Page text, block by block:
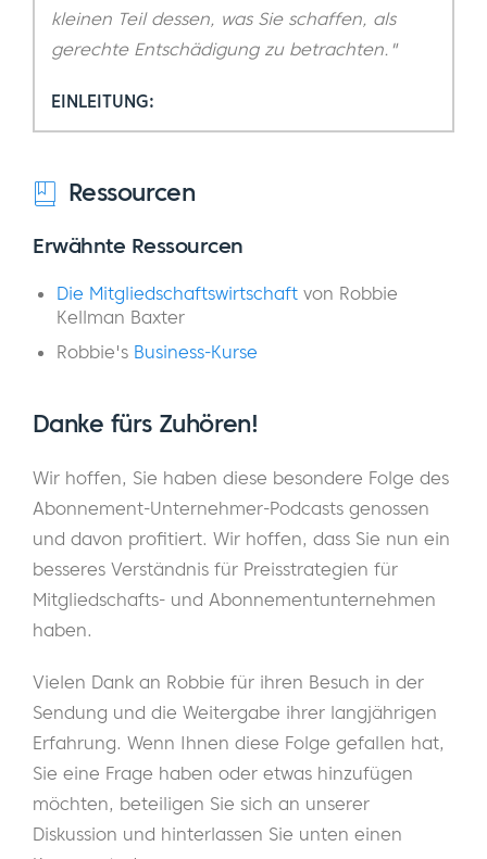
kleinen Teil dessen, was Sie schaffen, als
gerechte Entschädigung zu betrachten."
EINLEITUNG:
besonderen Gast in der heutigen Folge des
Abo-Unternehmer-Podcasts.
die Bestseller-Autorin des Buches The
Membership Economy, eine weltbekannte
Keynote-Speakerin und Beraterin für einige
abonnementbasierten Unternehmen. Robbie
Strategies im Jahr 2001 und war als Beraterin
für einige Unternehmen tätig, von denen Sie
vielleicht schon gehört haben: Netflix,
SurveyMonkey und eBay, um nur einige zu
nennen.
um ein Thema zu besprechen, das für den
Erfolg aller Mitgliedschafts- und
Abonnementunternehmen entscheidend ist:
Die Preisgestaltung. Wir beginnen mit der
30.000-Fuß-Perspektive der Preisgestaltung
für Mitgliedschaftsseiten und gehen dann
Ressourcen
Erwähnte Ressourcen
Die Mitgliedschaftswirtschaft von Robbie
Kellman Baxter
Robbie's Business-Kurse
Danke fürs Zuhören!
Wir hoffen, Sie haben diese besondere Folge des
Abonnement-Unternehmer-Podcasts genossen
und davon profitiert. Wir hoffen, dass Sie nun ein
besseres Verständnis für Preisstrategien für
Mitgliedschafts- und Abonnementunternehmen
haben.
Vielen Dank an Robbie für ihren Besuch in der
Sendung und die Weitergabe ihrer langjährigen
Erfahrung. Wenn Ihnen diese Folge gefallen hat,
Sie eine Frage haben oder etwas hinzufügen
möchten, beteiligen Sie sich an unserer
Diskussion und hinterlassen Sie unten einen